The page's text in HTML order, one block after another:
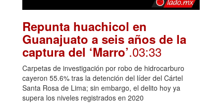
Repunta huachicol en
Guanajuato a seis años de la
captura del ‘Marro’.03:33
Carpetas de investigación por robo de hidrocarburo
cayeron 55.6% tras la detención del líder del Cártel
Santa Rosa de Lima; sin embargo, el delito hoy ya
supera los niveles registrados en 2020